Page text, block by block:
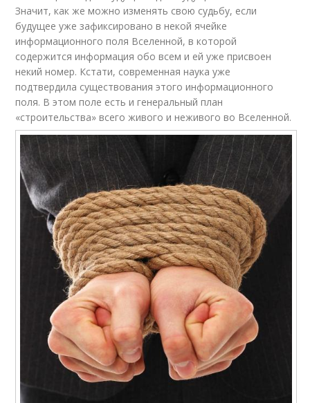
Значит, как же можно изменять свою судьбу, если
будущее уже зафиксировано в некой ячейке
информационного поля Вселенной, в которой
содержится информация обо всем и ей уже присвоен
некий номер. Кстати, современная наука уже
подтвердила существования этого информационного
поля. В этом поле есть и генеральный план
«строительства» всего живого и неживого во Вселенной.